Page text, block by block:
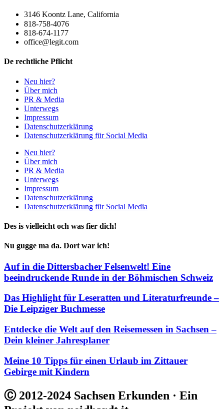
3146 Koontz Lane, California
818-758-4076
818-674-1177
office@legit.com
De rechtliche Pflicht
Neu hier?
Über mich
PR & Media
Unterwegs
Impressum
Datenschutzerklärung
Datenschutzerklärung für Social Media
Neu hier?
Über mich
PR & Media
Unterwegs
Impressum
Datenschutzerklärung
Datenschutzerklärung für Social Media
Des is vielleicht och was fier dich!
Nu gugge ma da. Dort war ich!
Auf in die Dittersbacher Felsenwelt! Eine
beeindruckende Runde in der Böhmischen Schweiz
Das Highlight für Leseratten und Literaturfreunde –
Die Leipziger Buchmesse
Entdecke die Welt auf den Reisemessen in Sachsen –
Dein kleiner Jahresplaner
Meine 10 Tipps für einen Urlaub im Zittauer
Gebirge mit Kindern
Ⓒ 2012-2024 Sachsen Erkunden · Ein